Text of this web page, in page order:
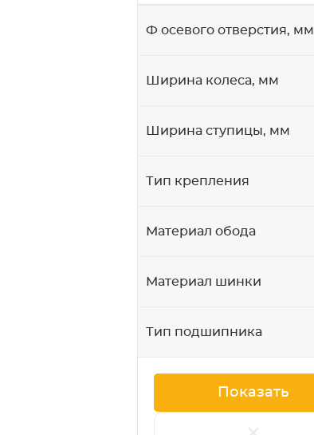
Ф осевого отверстия, мм
Ширина колеса, мм
Ширина ступицы, мм
Тип крепления
Материал обода
Материал шинки
Тип подшипника